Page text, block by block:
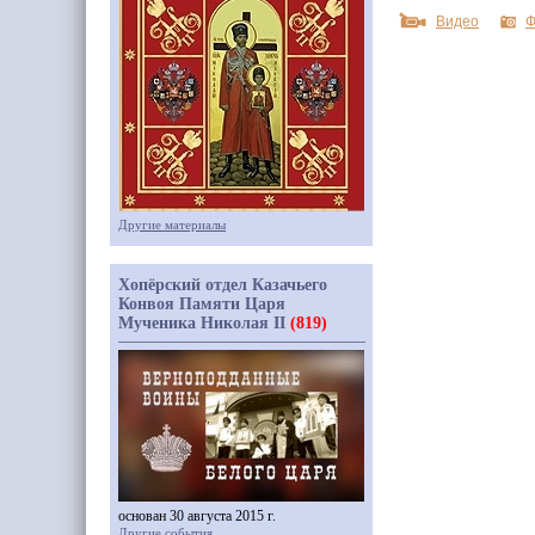
Видео
Другие материалы
Хопёрский отдел Казачьего
Конвоя Памяти Царя
Мученика Николая II (819)
основан 30 августа 2015 г.